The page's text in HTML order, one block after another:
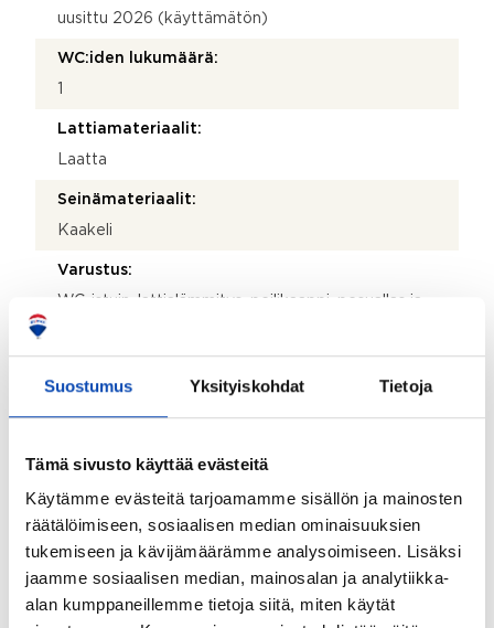
Suostumus Yksityiskohdat Tietoja
Tämä sivusto käyttää evästeitä
Käytämme evästeitä tarjoamamme sisällön ja mainosten
räätälöimiseen, sosiaalisen median ominaisuuksien
tukemiseen ja kävijämäärämme analysoimiseen. Lisäksi
jaamme sosiaalisen median, mainosalan ja analytiikka-
alan kumppaneillemme tietoja siitä, miten käytät
uusittu 2026 (käyttämätön)
WC:iden lukumäärä:
Lattiamateriaalit:
Laatta
Seinämateriaalit:
Kaakeli
Varustus:
WC-istuin, lattialämmitys, peilikaappi, pesuallas ja
Parketti
Maali
Makuuhuoneiden lukumäärä:
1
Lattiamateriaalit:
Parketti